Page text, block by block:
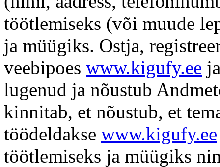
töötlemiseks (või muude
ja müügiks. Ostja,
veebipoes www.kigufy.ee
lugenud ja nõustub
kinnitab, et nõustub, et
töödeldakse www.kigufy.ee
töötlemiseks ja müügiks